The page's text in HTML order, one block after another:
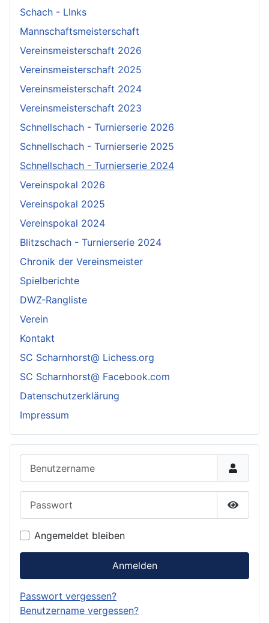
Schach - LInks
Mannschaftsmeisterschaft
Vereinsmeisterschaft 2026
Vereinsmeisterschaft 2025
Vereinsmeisterschaft 2024
Vereinsmeisterschaft 2023
Schnellschach - Turnierserie 2026
Schnellschach - Turnierserie 2025
Schnellschach - Turnierserie 2024
Vereinspokal 2026
Vereinspokal 2025
Vereinspokal 2024
Blitzschach - Turnierserie 2024
Chronik der Vereinsmeister
Spielberichte
DWZ-Rangliste
Verein
Kontakt
SC Scharnhorst@ Lichess.org
SC Scharnhorst@ Facebook.com
Datenschutzerklärung
Impressum
Angemeldet bleiben
Anmelden
Passwort vergessen?
Benutzername vergessen?